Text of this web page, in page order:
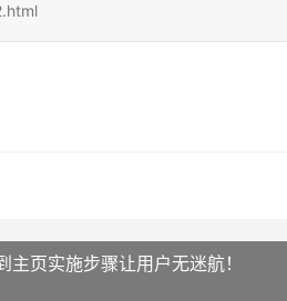
主页实施步骤让用户无迷航！